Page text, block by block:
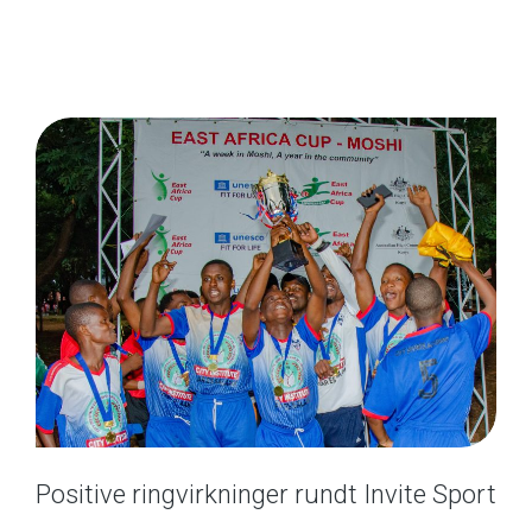
Positive ringvirkninger rundt Invite Sport